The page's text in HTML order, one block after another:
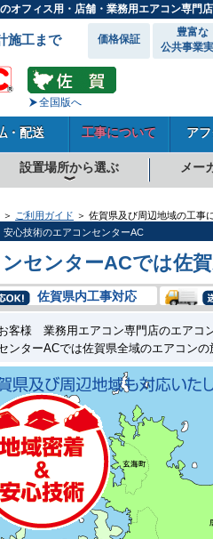
オフィス用・店舗・業務用エアコン専門
施工まで 価格保証
豊富な
公共事業
全国版へ
・配送 工事について ア
設置場所から選ぶ メー
ご利用ガイド ＞ 佐賀県及び周辺地域の工事
安心技術のエアコンセンターAC
センターACでは佐
佐賀県内工事対応
客様 業務用エアコン専門店のエアコ
ンターACでは佐賀県全域のエアコンの